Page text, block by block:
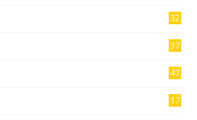
32
37
47
17